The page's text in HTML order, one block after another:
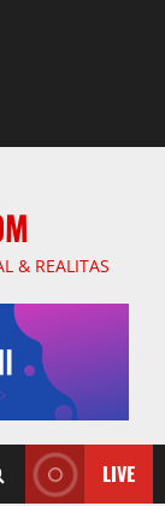
& REALITAS
LIVE